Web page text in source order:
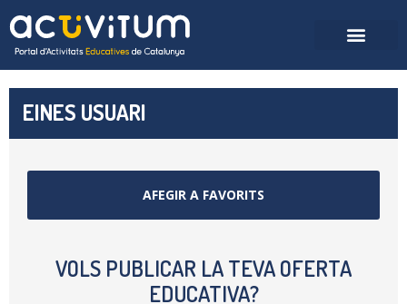
EINES USUARI
AFEGIR A FAVORITS
VOLS PUBLICAR LA TEVA OFERTA
EDUCATIVA?